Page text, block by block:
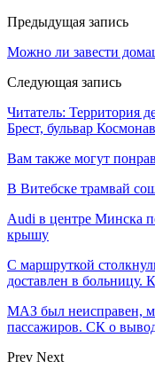
Предыдущая запись
Можно ли завести
Следующая запись
Читатель: Территория
Брест, бульвар
Вам также могут
В Витебске трамвай
Audi в центре Минска
крышу
С маршруткой
доставлен в больницу.
МАЗ был неисправен,
пассажиров. СК о
Prev Next